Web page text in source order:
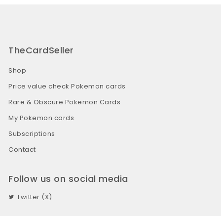
TheCardSeller
Shop
Price value check Pokemon cards
Rare & Obscure Pokemon Cards
My Pokemon cards
Subscriptions
Contact
Follow us on social media
Twitter (X)